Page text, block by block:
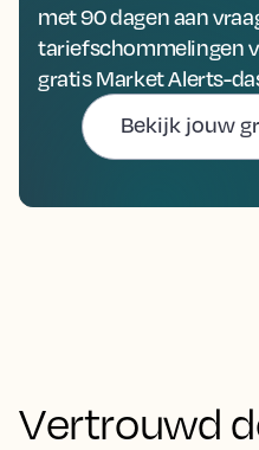
met 90 dagen aan
tariefschommelingen
gratis Market Alerts-
Bekijk jouw
Vertrouwd